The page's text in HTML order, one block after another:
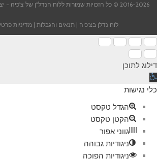
2016-2026 © כל הזכויות שמורות ללוח הנדל"ן של צ'כיה -
לוח נדלן בצ'כיה | תנאים והגבלות | מדיניות
דילוג לתוכן
פתח
סרגל
כלי נגישות
הגדל טקסט
הקטן טקסט
גווני אפור
ניגודיות גבוהה
ניגודיות הפוכה